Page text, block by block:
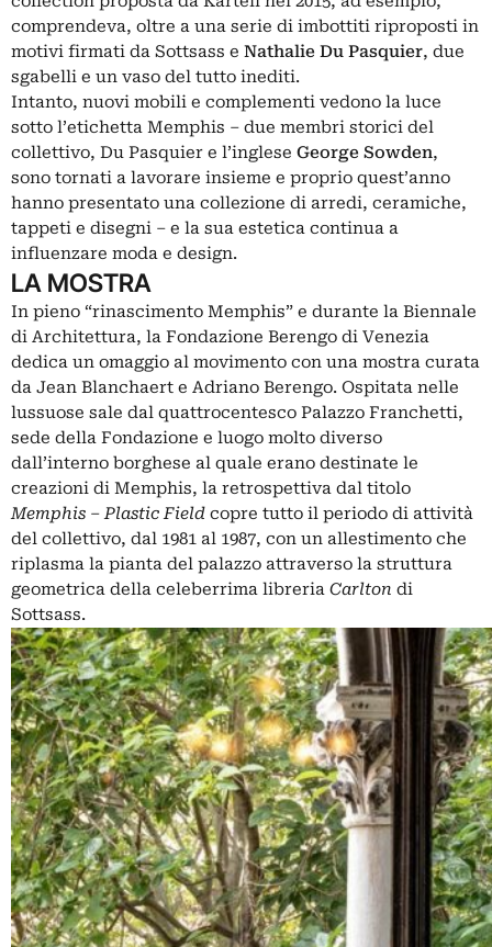
comprendeva, oltre a una serie di imbottiti riproposti in
motivi firmati da Sottsass e Nathalie Du Pasquier, due
sgabelli e un vaso del tutto inediti.
Intanto, nuovi mobili e complementi vedono la luce
sotto l’etichetta Memphis – due membri storici del
collettivo, Du Pasquier e l’inglese George Sowden,
sono tornati a lavorare insieme e proprio quest’anno
hanno presentato una collezione di arredi, ceramiche,
tappeti e disegni – e la sua estetica continua a
influenzare moda e design.
LA MOSTRA
In pieno “rinascimento Memphis” e durante la Biennale
di Architettura, la Fondazione Berengo di Venezia
dedica un omaggio al movimento con una mostra curata
da Jean Blanchaert e Adriano Berengo. Ospitata nelle
lussuose sale dal quattrocentesco Palazzo Franchetti,
sede della Fondazione e luogo molto diverso
dall’interno borghese al quale erano destinate le
creazioni di Memphis, la retrospettiva dal titolo
Memphis – Plastic Field copre tutto il periodo di attività
del collettivo, dal 1981 al 1987, con un allestimento che
riplasma la pianta del palazzo attraverso la struttura
geometrica della celeberrima libreria Carlton di
Sottsass.